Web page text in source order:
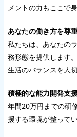
メントの力もここで
あなたの働き方を尊重
私たちは、あなたの
務形態を提供します
生活のバランスを大切
積極的な能力開発支援
年間20万円までの研
援する環境が整って